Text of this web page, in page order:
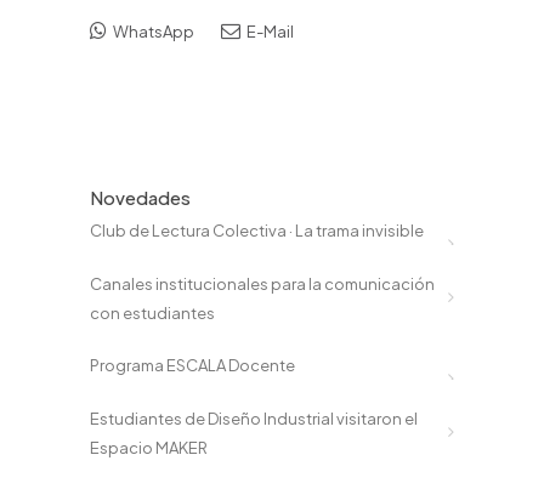
WhatsApp E-Mail
Novedades
Club de Lectura Colectiva · La trama invisible
Canales institucionales para la comunicación
con estudiantes
Programa ESCALA Docente
Estudiantes de Diseño Industrial visitaron el
Espacio MAKER